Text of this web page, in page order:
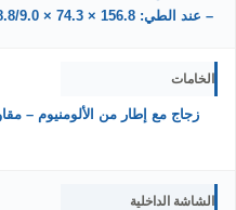
– عند الطي: 156.8 × 74.3 × 8.8/9.0 ملم
الخامات
الشاشة الداخلية